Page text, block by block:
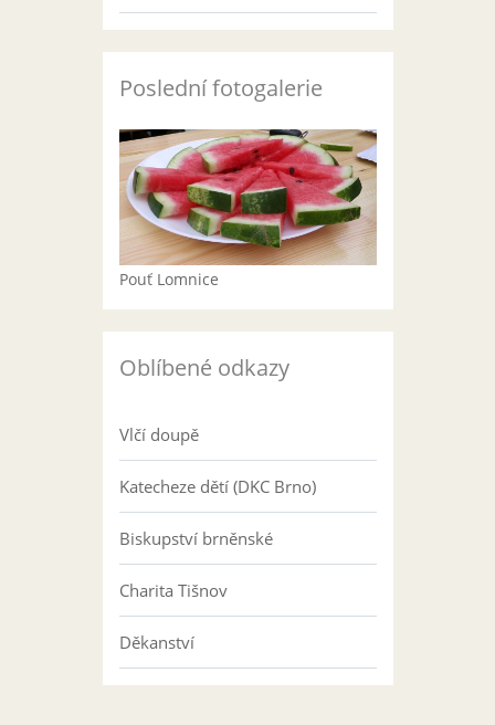
Poslední fotogalerie
Pouť Lomnice
Oblíbené odkazy
Vlčí doupě
Katecheze dětí (DKC Brno)
Biskupství brněnské
Charita Tišnov
Děkanství